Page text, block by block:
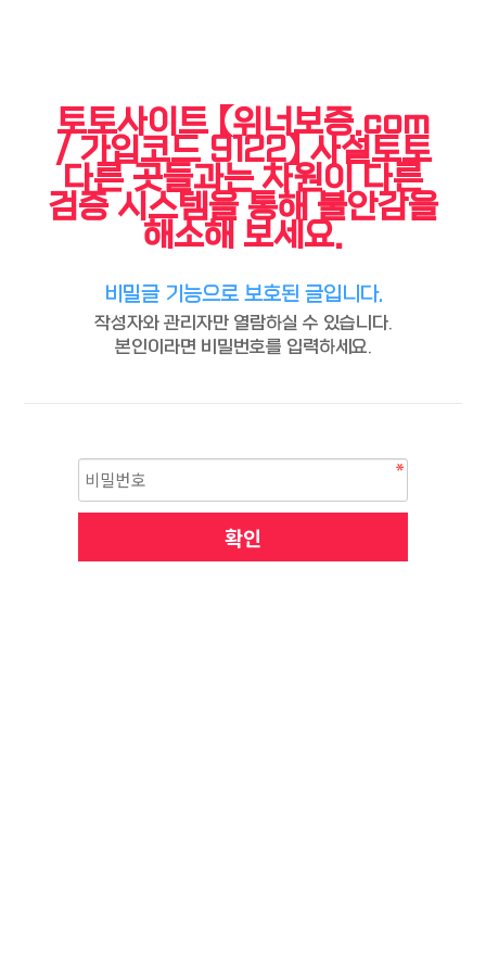
토토사이트 【위너보증.com
/ 가입코드 9122】 사설토토
다른 곳들과는 차원이 다른
검증 시스템을 통해 불안감을
해소해 보세요.
비밀글 기능으로 보호된 글입니다.
작성자와 관리자만 열람하실 수 있습니다.
본인이라면 비밀번호를 입력하세요.